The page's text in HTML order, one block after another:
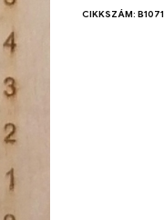
CIKKSZÁM: B1071